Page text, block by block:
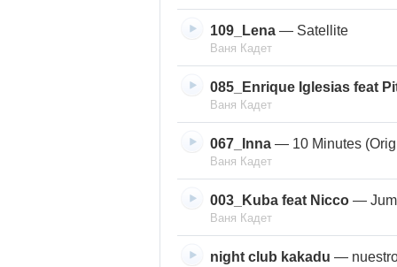
109_Lena — Satellite
Ваня Кадет
085_Enrique Iglesias feat
Ваня Кадет
067_Inna — 10 Minutes
Ваня Кадет
003_Kuba feat Nicco —
Ваня Кадет
night club kakadu —